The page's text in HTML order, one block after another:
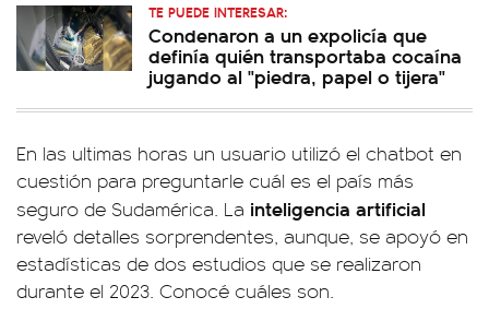
TE PUEDE INTERESAR:
Condenaron a un expolicía que
definía quién transportaba cocaína
jugando al "piedra, papel o tijera"
En las ultimas horas un usuario utilizó el chatbot en
cuestión para preguntarle cuál es el país más
seguro de Sudamérica. La inteligencia artificial
reveló detalles sorprendentes, aunque, se apoyó en
estadísticas de dos estudios que se realizaron
durante el 2023. Conocé cuáles son.